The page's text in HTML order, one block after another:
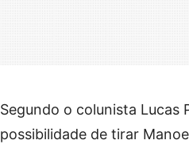
Segundo o colunista Lucas
possibilidade de tirar